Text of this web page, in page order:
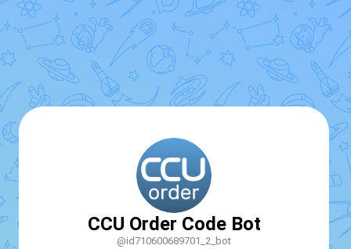
CCU Order Code Bot
@id710600689701_2_bot